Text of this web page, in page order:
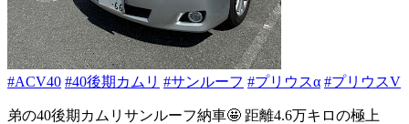
#ACV40 #40後期カムリ #サンルーフ #プリウスα #プリウスV
弟の40後期カムリサンルーフ納車🤩 距離4.6万キロの極上